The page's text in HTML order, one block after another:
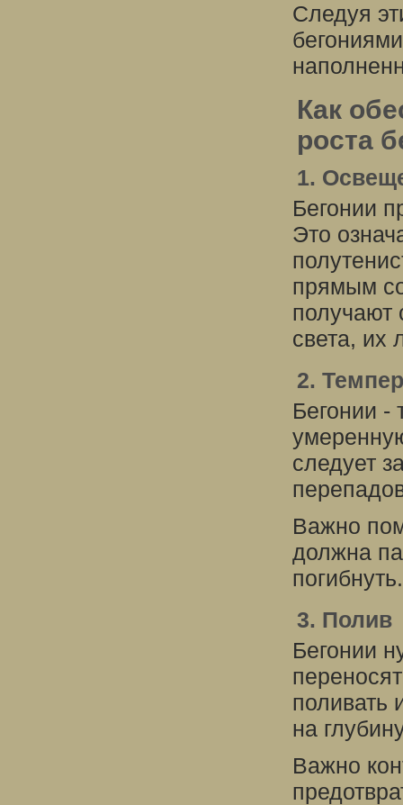
Следуя
Как
роста
1.
Бегонии
Это
прямым
получают
света, их
2.
Бегонии -
следует
Важно
должна
погибнуть.
3. Полив
Бегонии
поливать
на
Важно